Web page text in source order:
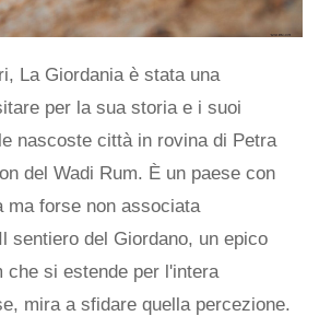
La Giordania è stata una
per la sua storia e i suoi
nascoste città in rovina di Petra
del Wadi Rum. È un paese con
ma forse non associata
sentiero del Giordano, un epico
che si estende per l'intera
mira a sfidare quella percezione.